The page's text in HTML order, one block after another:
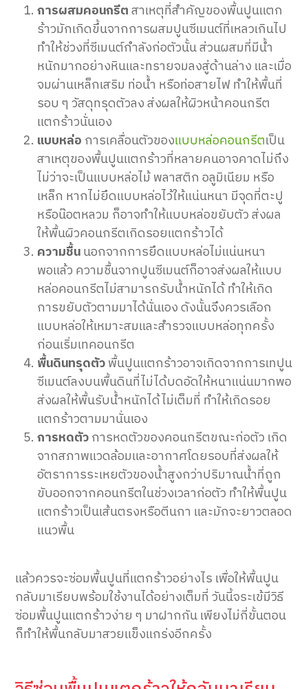
การผสมคอนกรีตสาเหตุที่สำคัญของพื้นปูนแตก
ร้าวมักเกิดขึ้นจากการผสมปูนซีเมนต์ที่เหลวเกินไป
ทำให้ช่วงที่ซีเมนต์กำลังก่อตัวนั้น ส่วนผสมที่มีน้ำ
หนักมากอย่างหินและทรายจมลงสู่ด้านล่าง และเมื่อ
จมผ่านเหล็กเสริม ท่อน้ำ หรือท่อสายไฟ ทำให้พื้นที่
รอบ ๆ วัสดุทรุดตัวลง ส่งผลให้ผิวหน้าคอนกรีต
แตกร้าวนั่นเอง
แบบหล่อ การเคลื่อนตัวของแบบหล่อคอนกรีตเป็น
สาเหตุของพื้นปูนแตกร้าวที่หลายคนอาจคาดไม่ถึง
ไม่ว่าจะเป็นแบบหล่อไม้ พลาสติก อลูมิเนียม หรือ
เหล็ก หากไม่ยึดแบบหล่อไว้ให้แน่นหนา มีจุดที่ตะปู
หรือน๊อตหลวม ก็อาจทำให้แบบหล่อขยับตัว ส่งผล
ให้พื้นผิวคอนกรีตเกิดรอยแตกร้าวได้
ความชื้นนอกจากการยึดแบบหล่อไม่แน่นหนา
พอแล้ว ความชื้นจากปูนซีเมนต์ก็อาจส่งผลให้แบบ
หล่อคอนกรีตไม่สามารถรับน้ำหนักได้ ทำให้เกิด
การขยับตัวตามมาได้นั่นเอง ดังนั้นจึงควรเลือก
แบบหล่อให้เหมาะสมและสำรวจแบบหล่อทุกครั้ง
ก่อนเริ่มเทคอนกรีต
พื้นดินทรุดตัวพื้นปูนแตกร้าวอาจเกิดจากการเทปูน
ซีเมนต์ลงบนพื้นดินที่ไม่ได้บดอัดให้หนาแน่นมากพอ
ส่งผลให้พื้นรับน้ำหนักได้ไม่เต็มที่ ทำให้เกิดรอย
แตกร้าวตามมานั่นเอง
การหดตัวการหดตัวของคอนกรีตขณะก่อตัว เกิด
จากสภาพแวดล้อมและอากาศโดยรอบที่ส่งผลให้
อัตราการระเหยตัวของน้ำสูงกว่าปริมาณน้ำที่ถูก
ขับออกจากคอนกรีตในช่วงเวลาก่อตัว ทำให้พื้นปูน
แตกร้าวเป็นเส้นตรงหรือตีนกา และมักจะยาวตลอด
แนวพื้น
แล้วควรจะซ่อมพื้นปูนที่แตกร้าวอย่างไร เพื่อให้พื้นปูน
กลับมาเรียบพร้อมใช้งานได้อย่างเต็มที่ วันนี้จระเข้มีวิธี
ซ่อมพื้นปูนแตกร้าวง่าย ๆ มาฝากกัน เพียงไม่กี่ขั้นตอน
ก็ทำให้พื้นกลับมาสวยแข็งแกร่งอีกครั้ง